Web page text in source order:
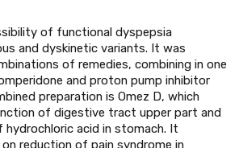
of functional dyspepsia
and dyskinetic variants. It was
of remedies, combining in one
and proton pump inhibitor
preparation is Omez D, which
of digestive tract upper part and
acid in stomach. It